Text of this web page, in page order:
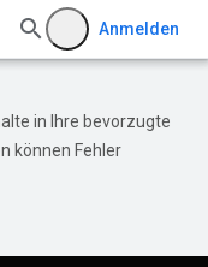
Anmelden
in Ihre bevorzugte
können Fehler